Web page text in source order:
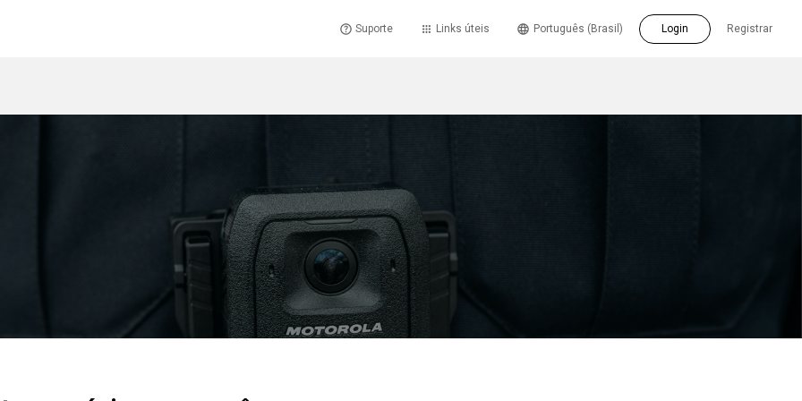
Suporte Links úteis Registrar
Português (Brasil) Login